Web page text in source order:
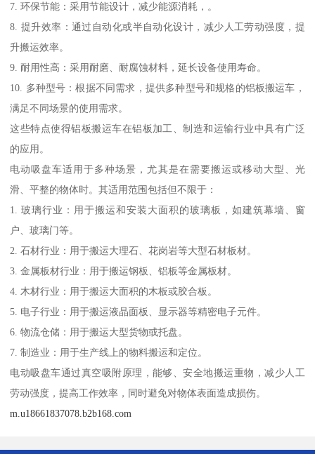
7. 环保节能：采用节能设计，减少能源消耗，。
8. 提升效率：通过自动化或半自动化设计，减少人工劳动强度，提
升搬运效率。
9. 耐用性高：采用耐磨、耐腐蚀材料，延长设备使用寿命。
10. 多种型号：根据不同需求，提供多种型号和规格的铝板搬运车，
满足不同场景的使用需求。
这些特点使得铝板搬运车在铝板加工、制造和运输行业中具有广泛
的应用。
电动吸盘车适用于多种场景，尤其是在需要搬运或移动大型、光
滑、平整的物体时。其适用范围包括但不限于：
1. 玻璃行业：用于搬运和安装大面积的玻璃板，如建筑幕墙、窗
户、玻璃门等。
2. 石材行业：用于搬运大理石、花岗岩等大型石材板材。
3. 金属板材行业：用于搬运钢板、铝板等金属板材。
4. 木材行业：用于搬运大面积的木板或胶合板。
5. 电子行业：用于搬运液晶面板、显示器等精密电子元件。
6. 物流仓储：用于搬运大型货物或托盘。
7. 制造业：用于生产线上的物料搬运和定位。
电动吸盘车通过真空吸附原理，能够、安全地搬运重物，减少人工
劳动强度，提高工作效率，同时避免对物体表面造成损伤。
m.u18661837078.b2b168.com